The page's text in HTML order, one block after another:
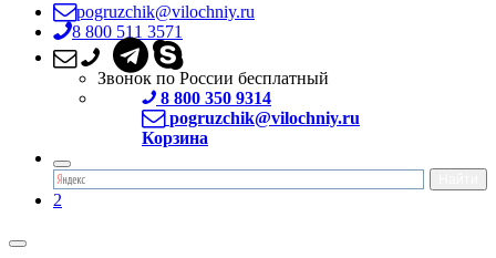
pogruzchik@vilochniy.ru
8 800 511 3571
Звонок по России бесплатный
8 800 350 9314
pogruzchik@vilochniy.ru
Корзина
2